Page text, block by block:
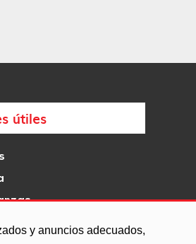
y anuncios adecuados,
útiles